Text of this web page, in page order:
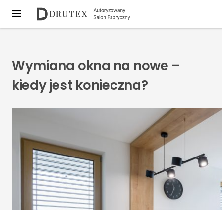
Wymiana okna na nowe –
kiedy jest konieczna?